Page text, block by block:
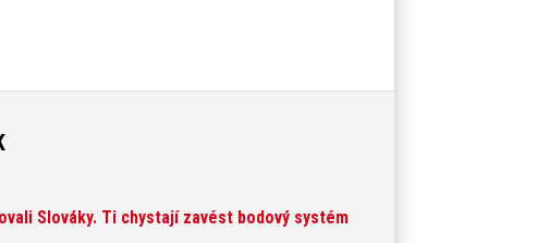
Slováky. Ti chystají zavést bodový systém